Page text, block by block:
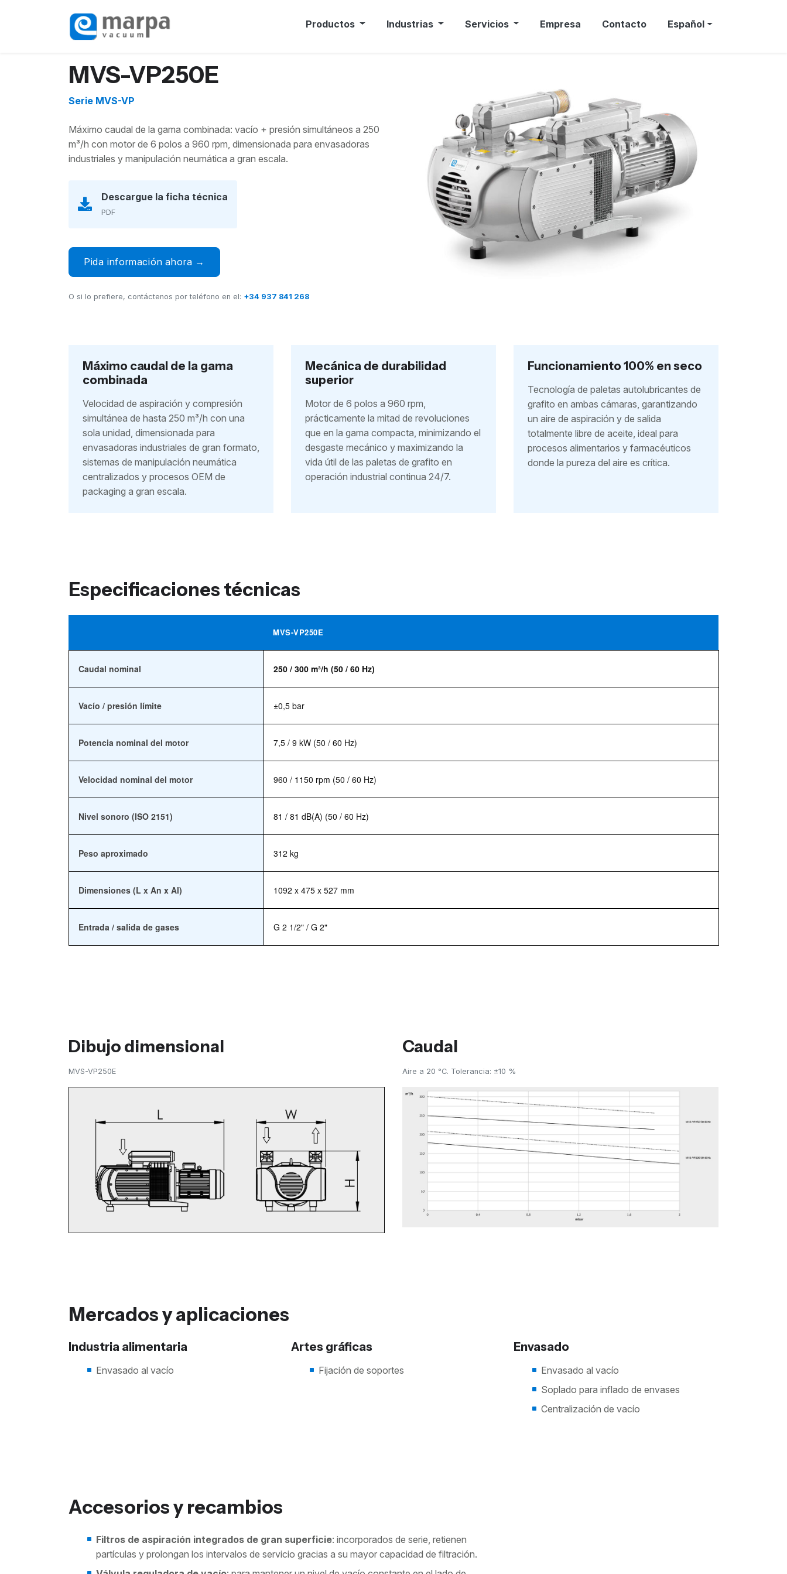
Productos Industrias Servicios Empresa Contacto Español
MVS-VP250E
Serie MVS-VP
Máximo caudal de la gama combinada: vacío + presión simultáneos a 250
m³/h con motor de 6 polos a 960 rpm, dimensionada para envasadoras
industriales y manipulación neumática a gran escala.
Descargue la ficha técnica
PDF
Pida información ahora →
O si lo prefiere, contáctenos por teléfono en el: +34 937 841 268
Máximo caudal de la gama
combinada
Velocidad de aspiración y compresión
simultánea de hasta 250 m³/h con una
sola unidad, dimensionada para
envasadoras industriales de gran formato,
sistemas de manipulación neumática
centralizados y procesos OEM de
packaging a gran escala.
Mecánica de durabilidad
superior
Motor de 6 polos a 960 rpm,
prácticamente la mitad de revoluciones
que en la gama compacta, minimizando el
desgaste mecánico y maximizando la
vida útil de las paletas de grafito en
operación industrial continua 24/7.
Funcionamiento 100% en seco
Tecnología de paletas autolubricantes de
grafito en ambas cámaras, garantizando
un aire de aspiración y de salida
totalmente libre de aceite, ideal para
procesos alimentarios y farmacéuticos
donde la pureza del aire es crítica.
Especificaciones técnicas
MVS-VP250E
Caudal nominal 250 / 300 m³/h (50 / 60 Hz)
Vacío / presión límite ±0,5 bar
Potencia nominal del motor 7,5 / 9 kW (50 / 60 Hz)
Velocidad nominal del motor 960 / 1150 rpm (50 / 60 Hz)
Nivel sonoro (ISO 2151) 81 / 81 dB(A) (50 / 60 Hz)
Peso aproximado 312 kg
Dimensiones (L x An x Al) 1092 x 475 x 527 mm
Entrada / salida de gases G 2 1/2" / G 2"
Dibujo dimensional
MVS-VP250E
Caudal
Aire a 20 °C. Tolerancia: ±10 %
Mercados y aplicaciones
Industria alimentaria
Envasado al vacío
Artes gráficas
Fijación de soportes
Envasado
Envasado al vacío
Soplado para inflado de envases
Centralización de vacío
Accesorios y recambios
Filtros de aspiración integrados de gran superficie: incorporados de serie, retienen
partículas y prolongan los intervalos de servicio gracias a su mayor capacidad de filtración.